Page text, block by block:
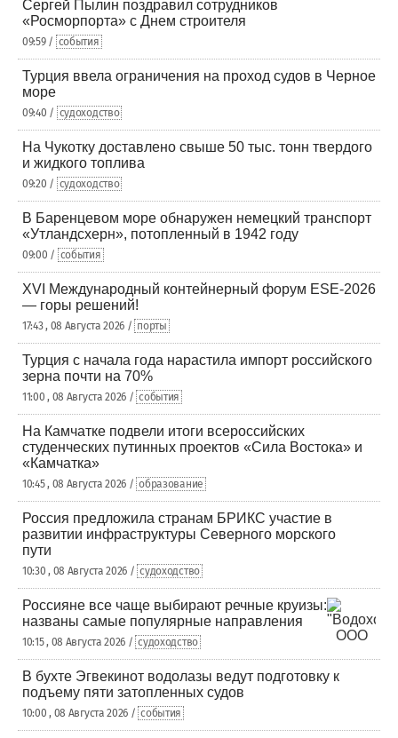
Сергей Пылин поздравил сотрудников
«Росморпорта» с Днем строителя
09:59 / события
Турция ввела ограничения на проход судов в Черное
море
09:40 / судоходство
На Чукотку доставлено свыше 50 тыс. тонн твердого
и жидкого топлива
09:20 / судоходство
В Баренцевом море обнаружен немецкий транспорт
«Утландсхерн», потопленный в 1942 году
09:00 / события
XVI Международный контейнерный форум ESE-2026
— горы решений!
17:43 , 08 Августа 2026 / порты
Турция с начала года нарастила импорт российского
зерна почти на 70%
11:00 , 08 Августа 2026 / события
На Камчатке подвели итоги всероссийских
студенческих путинных проектов «Сила Востока» и
«Камчатка»
10:45 , 08 Августа 2026 / образование
Россия предложила странам БРИКС участие в
развитии инфраструктуры Северного морского
пути
10:30 , 08 Августа 2026 / судоходство
Россияне все чаще выбирают речные круизы:
названы самые популярные направления
10:15 , 08 Августа 2026 / судоходство
В бухте Эгвекинот водолазы ведут подготовку к
подъему пяти затопленных судов
10:00 , 08 Августа 2026 / события